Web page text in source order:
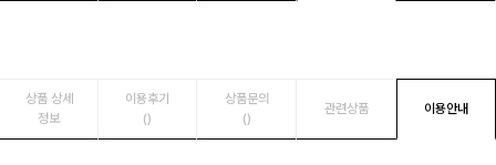
상품 상세
정보
이용후기
()
상품문의
()
관련상품 이용안내